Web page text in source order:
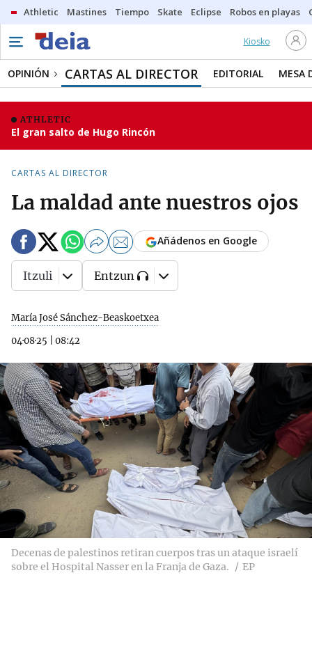
Athletic Mastines Tiempo Skate Eclipse Robos en playas
Kiosko
OPINIÓN CARTAS AL DIRECTOR EDITORIAL MESA
ATHLETIC
El gran salto de Hugo Rincón
CARTAS AL DIRECTOR
La maldad ante nuestros ojos
María José Sánchez-Beaskoetxea
04·08·25
08:42
Añádenos en Google
Itzuli Entzun
Decenas de palestinos retiran cuerpos tras un ataque israelí
sobre el Hospital Nasser en la Franja de Gaza.
EP